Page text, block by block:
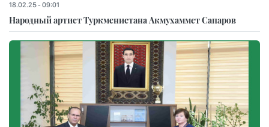
18.02.25 - 09:01
Народный артист Туркменистана Акмухаммет Сапаров